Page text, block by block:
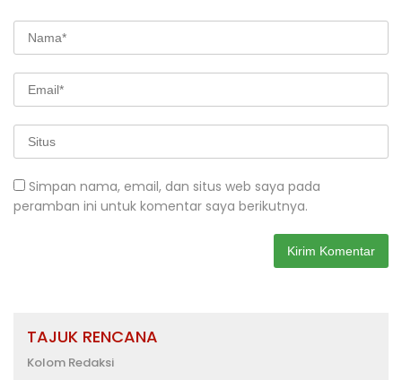
Simpan nama, email, dan situs web saya pada
peramban ini untuk komentar saya berikutnya.
TAJUK RENCANA
Kolom Redaksi